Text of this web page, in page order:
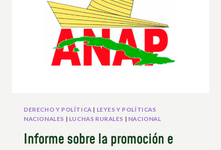
DERECHO Y POLÍTICA| LEYES Y POLÍTICAS
NACIONALES | LUCHAS RURALES | NACIONAL
Informe sobre la promoción e